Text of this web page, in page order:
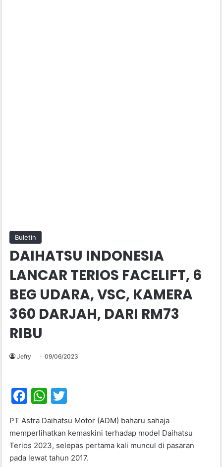
Buletin
DAIHATSU INDONESIA
LANCAR TERIOS FACELIFT, 6
BEG UDARA, VSC, KAMERA
360 DARJAH, DARI RM73
RIBU
Jefry 09/06/2023
F
c
e
b
W
at
s
A
itt
er
PT Astra Daihatsu Motor (ADM) baharu sahaja
memperlihatkan kemaskini terhadap model Daihatsu
Terios 2023, selepas pertama kali muncul di pasaran
pada lewat tahun 2017.